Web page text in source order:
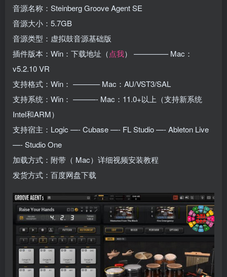
音源名称：Steinberg Groove Agent SE
音源大小：5.7GB
音源类型：虚拟鼓音源基础版
插件版本：Win：下载地址（点我） ————– Mac：
v5.2.10 VR
支持格式：Win： ———– Mac：AU/VST3/SAL
支持系统：Win： ———- Mac：11.0+以上（支持新系统
Intel和ARM）
支持宿主：Logic —- Cubase —- FL Studio —- Ableton Live
—- Studio One
加载方式：附带（ Mac）详细视频安装教程
发货方式：百度网盘下载